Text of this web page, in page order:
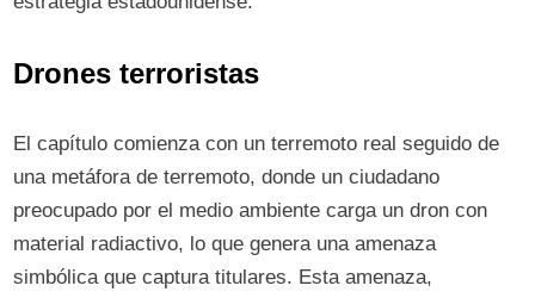
Drones terroristas
El capítulo comienza con un terremoto real seguido de
una metáfora de terremoto, donde un ciudadano
preocupado por el medio ambiente carga un dron con
material radiactivo, lo que genera una amenaza
simbólica que captura titulares. Esta amenaza,